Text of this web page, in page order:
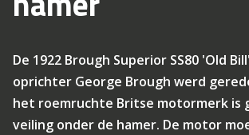
De 1922 Brough Superior SS80 'Old
oprichter George Brough werd
het roemruchte Britse motormerk is
veiling onder de hamer. De motor